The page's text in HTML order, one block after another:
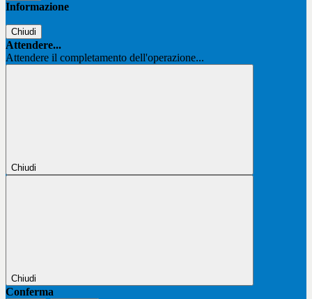
Informazione
Chiudi
Attendere...
Attendere il completamento dell'operazione...
Chiudi
Chiudi
Conferma